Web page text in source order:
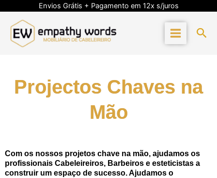
Envios Grátis + Pagamento em 12x s/juros
content
Projectos Chaves na
Mão
Com os nossos projetos chave na mão, ajudamos os
profissionais Cabeleireiros, Barbeiros e esteticistas a
construir um espaço de sucesso. Ajudamos o